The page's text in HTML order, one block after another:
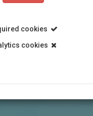
cookies
cookies